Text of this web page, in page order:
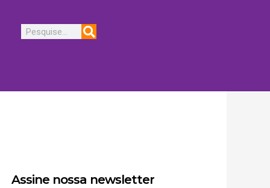
Assine nossa newsletter